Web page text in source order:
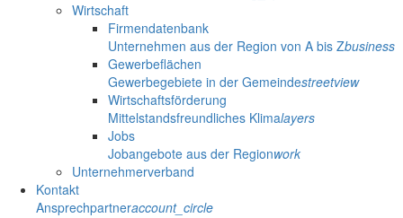
Wirtschaft
Firmendatenbank
Unternehmen aus der Region von A bis Zbusiness
Gewerbeflächen
Gewerbegebiete in der Gemeindestreetview
Wirtschaftsförderung
Mittelstandsfreundliches Klimalayers
Jobs
Jobangebote aus der Regionwork
Unternehmerverband
Kontakt
Ansprechpartneraccount_circle